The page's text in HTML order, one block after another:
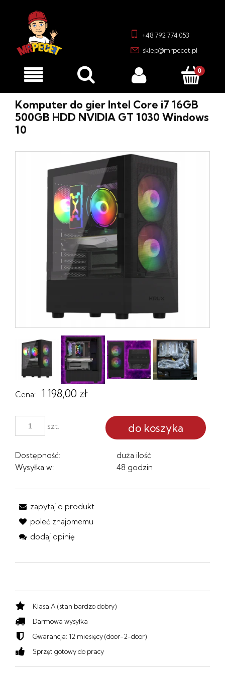
+48 792 774 053
sklep@mrpecet.pl
Komputer do gier Intel Core i7 16GB
500GB HDD NVIDIA GT 1030 Windows
10
Cena: 1 198,00 zł
szt. do koszyka
Dostępność:
duża ilość
Wysyłka w:
48 godzin
zapytaj o produkt
poleć znajomemu
dodaj opinię
Klasa A (stan bardzo dobry)
Darmowa wysyłka
Gwarancja: 12 miesięcy (door-2-door)
Sprzęt gotowy do pracy